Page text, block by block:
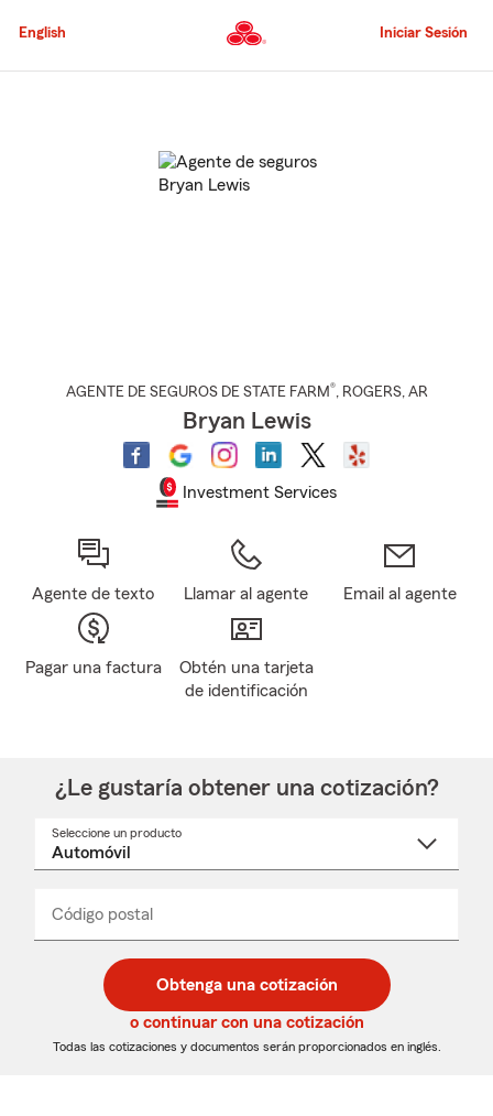
al
principal
English Iniciar Sesión
AGENTE DE SEGUROS DE STATE FARM®, ROGERS, AR
Bryan Lewis
Investment Services
Agente de texto Llamar al agente Email al agente
Pagar una factura
Obtén una tarjeta
de identificación
¿Le gustaría obtener una cotización?
Seleccione un producto
desplegable
Código postal
de
5
dígitos
de
5
dígitos
_____
Obtenga una cotización
o continuar con una cotización
Todas las cotizaciones y documentos serán proporcionados en inglés.